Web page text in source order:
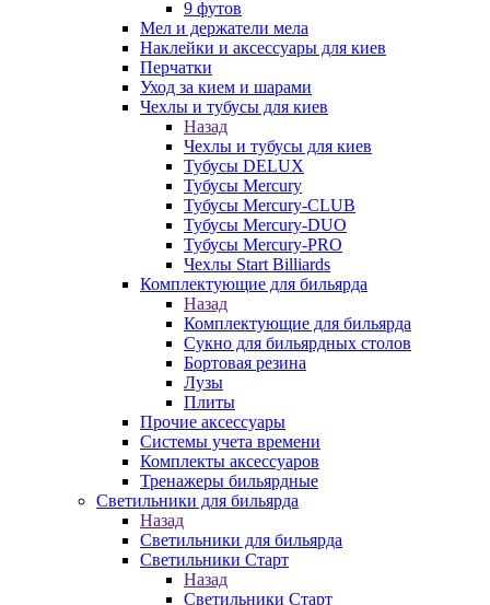
9 футов
Мел и держатели мела
Наклейки и аксессуары для киев
Перчатки
Уход за кием и шарами
Чехлы и тубусы для киев
Назад
Чехлы и тубусы для киев
Тубусы DELUX
Тубусы Mercury
Тубусы Mercury-CLUB
Тубусы Mercury-DUO
Тубусы Mercury-PRO
Чехлы Start Billiards
Комплектующие для бильярда
Назад
Комплектующие для бильярда
Сукно для бильярдных столов
Бортовая резина
Лузы
Плиты
Прочие аксессуары
Системы учета времени
Комплекты аксессуаров
Тренажеры бильярдные
Светильники для бильярда
Назад
Светильники для бильярда
Светильники Старт
Назад
Светильники Старт